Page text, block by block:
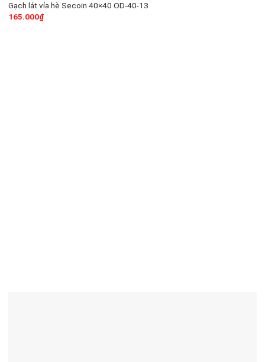
Gạch lát vỉa hè Secoin 40×40 OD-40-13
165.000₫